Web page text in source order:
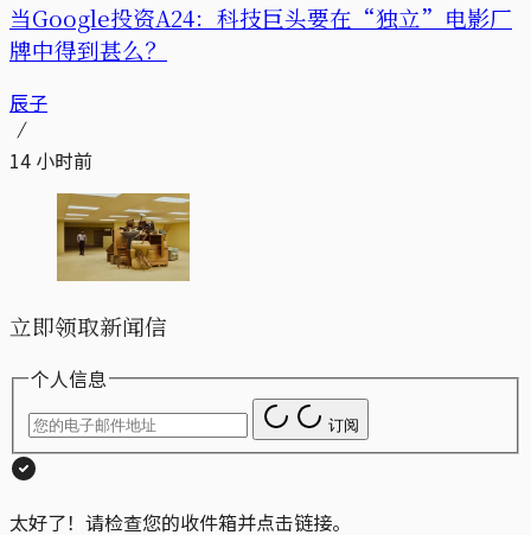
当Google投资A24：科技巨头要在“独立”电影厂
牌中得到甚么？
辰子
14 小时前
立即领取新闻信
个人信息
订阅
太好了！请检查您的收件箱并点击链接。